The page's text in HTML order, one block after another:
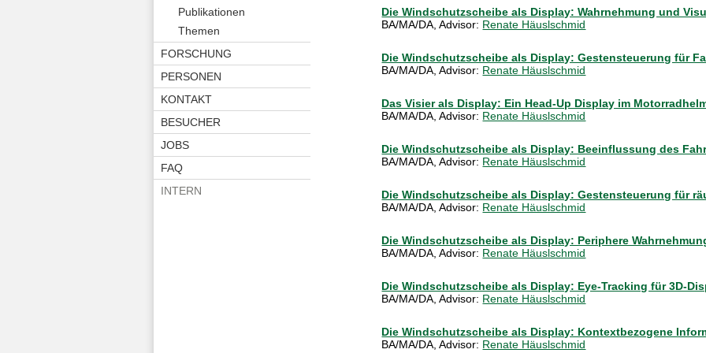
Publikationen
Themen
FORSCHUNG
PERSONEN
KONTAKT
BESUCHER
JOBS
FAQ
INTERN
Die Windschutzscheibe als Display: Wahrnehmung und
BA/MA/DA , Advisor: Renate Häuslschmid
Die Windschutzscheibe als Display: Gestensteuerung für
BA/MA/DA , Advisor: Renate Häuslschmid
Das Visier als Display: Ein Head-Up Display im
BA/MA/DA , Advisor: Renate Häuslschmid
Die Windschutzscheibe als Display: Beeinflussung des
BA/MA/DA , Advisor: Renate Häuslschmid
Die Windschutzscheibe als Display: Gestensteuerung für
BA/MA/DA , Advisor: Renate Häuslschmid
Die Windschutzscheibe als Display: Periphere
BA/MA/DA , Advisor: Renate Häuslschmid
Die Windschutzscheibe als Display: Eye-Tracking für 3D-
BA/MA/DA , Advisor: Renate Häuslschmid
Die Windschutzscheibe als Display: Kontextbezogene
BA/MA/DA , Advisor: Renate Häuslschmid